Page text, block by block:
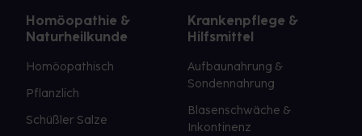
Homöopathie &
Naturheilkunde
Homöopathisch
Pflanzlich
Schüßler Salze
Krankenpflege &
Hilfsmittel
Aufbaunahrung &
Sondennahrung
Blasenschwäche &
Inkontinenz